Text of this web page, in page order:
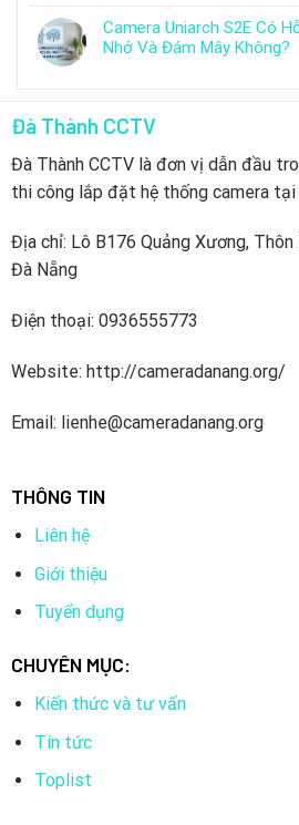
Camera Uniarch S2E Có
Nhớ Và Đám Mây Không?
Đà Thành CCTV
Đà Thành CCTV là đơn vị dẫn đầu
thi công lắp đặt hệ thống camera tại
Địa chỉ: Lô B176 Quảng Xương, Thôn
Đà Nẵng
Điện thoại: 0936555773
Website: http://cameradanang.org/
Email: lienhe@cameradanang.org
THÔNG TIN
Liên hệ
Giới thiệu
Tuyển dụng
CHUYÊN MỤC:
Kiến thức và tư vấn
Tin tức
Toplist